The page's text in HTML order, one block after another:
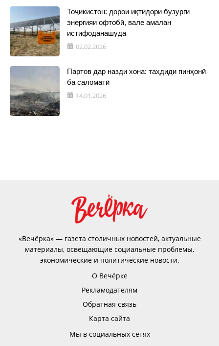
Тоҷикистон: дорои иқтидори бузурги
энергияи офтобӣ, вале амалан
истифоданашуда
02.02.2026
Партов дар назди хона: таҳдиди пинҳонӣ
ба саломатӣ
14.01.2026
«Вечёрка» — газета столичных новостей, актуальные
материалы, освещающие социальные проблемы,
экономические и политические новости.
О Вечёрке
Рекламодателям
Обратная связь
Карта сайта
Мы в социальных сетях